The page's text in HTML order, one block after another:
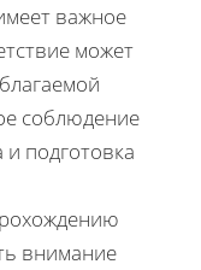
важное
может
соблюдение
и подготовка
внимание